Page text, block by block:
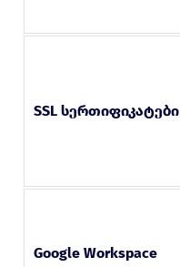
SSL სერთიფიკატები
Google Workspace